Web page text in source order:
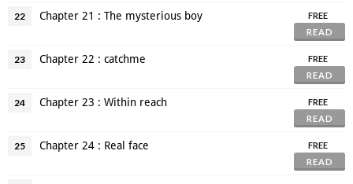
22 Chapter 21 : The mysterious boy
FREE
READ
23 Chapter 22 : catchme
FREE
READ
24 Chapter 23 : Within reach
FREE
READ
25 Chapter 24 : Real face
FREE
READ